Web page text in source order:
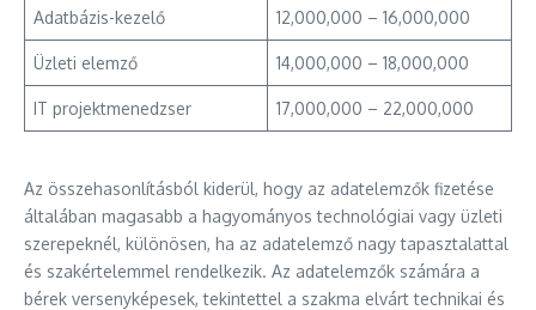
Adatbázis-kezelő 12,000,000 – 16,000,000
Üzleti elemző 14,000,000 – 18,000,000
IT projektmenedzser 17,000,000 – 22,000,000
Az összehasonlításból kiderül, hogy az adatelemzők fizetése
általában magasabb a hagyományos technológiai vagy üzleti
szerepeknél, különösen, ha az adatelemző nagy tapasztalattal
és szakértelemmel rendelkezik. Az adatelemzők számára a
bérek versenyképesek, tekintettel a szakma elvárt technikai és